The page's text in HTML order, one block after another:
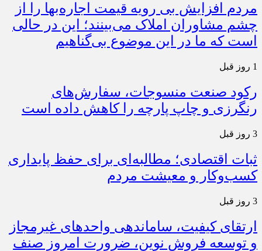
مردم افزایش بی رویه قیمت اجاره‌بها را از
چشم مشاوران املاک می‌بینند؛ این در حالی
است که ما در این موضوع بی‌گناهیم
1 روز قبل
رکود صنعت منسوجات، سفارش‌های
رنگرزی و چاپ پارچه را کاهش داده است
3 روز قبل
ثبات اقتصادی؛ مطالبه‌ای برای حفظ پایداری
کسب‌وکار و معیشت مردم
3 روز قبل
ارتقای کیفیت، ساماندهی واحدهای غیرمجاز
و توسعه فروش نوین، ضرورت امروز صنف